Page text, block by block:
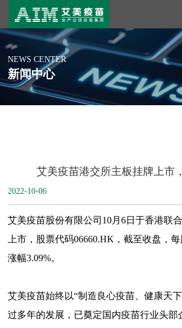
NEWS CENTER
新闻中心
艾美疫苗港交所主板挂牌上市
2022-10-06
艾美疫苗股份有限公司10月6日于香港联
上市，股票代码06660.HK，截至收盘，每
涨幅3.09%。
艾美疫苗始终以“制造良心疫苗、健康天
过多年的发展，已奠定国内疫苗行业头部